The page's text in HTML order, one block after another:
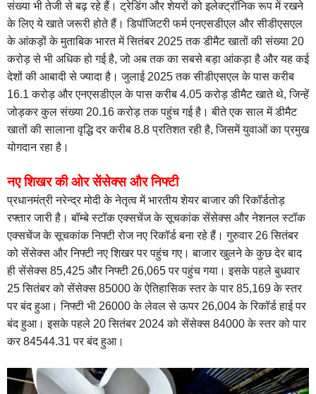
संख्या भी तेजी से बढ़ रहे हैं। ट्रेडिंग और शेयरों को इलेक्ट्रॉनिक रूप में रखने
के लिए ये खाते जरूरी होते हैं। डिपॉजिटरी फर्म एनएसडीएल और सीडीएसएल
के आंकड़ों के मुताबिक भारत में सितंबर 2025 तक डीमैट खातों की संख्या 20
करोड़ से भी अधिक हो गई है, जो अब तक का सबसे बड़ा आंकड़ा है और यह कई
देशों की आबादी से ज्यादा है। जुलाई 2025 तक सीडीएसएल के पास करीब
16.1 करोड़ और एनएसडीएल के पास करीब 4.05 करोड़ डीमैट खाते थे, जिन्हें
जोड़कर कुल संख्या 20.16 करोड़ तक पहुंच गई है। बीते एक साल में डीमैट
खातों की सालाना वृद्धि दर करीब 8.8 प्रतिशत रही है, जिसमें युवाओं का प्रमुख
योगदान रहा है।
नए शिखर की ओर सेंसेक्स और निफ्टी
प्रधानमंत्री नरेन्द्र मोदी के नेतृत्व में भारतीय शेयर बाजार की रिकॉर्डतोड़
रफ्तार जारी है। बॉम्बे स्टॉक एक्सचेंज के सूचकांक सेंसेक्स और नेशनल स्टॉक
एक्सचेंज के सूचकांक निफ्टी रोज नए रिकॉर्ड बना रहे हैं। गुरुवार 26 सितंबर
को सेंसेक्स और निफ्टी नए शिखर पर पहुंच गए। बाजार खुलने के कुछ देर बाद
ही सेंसेक्स 85,425 और निफ्टी 26,065 पर पहुंच गया। इसके पहले बुधवार
25 सितंबर को सेंसेक्स 85000 के ऐतिहासिक स्तर के पार 85,169 के स्तर
पर बंद हुआ। निफ्टी भी 26000 के लेवल से ऊपर 26,004 के रिकॉर्ड हाई पर
बंद हुआ। इसके पहले 20 सितंबर 2024 को सेंसेक्स 84000 के स्तर को पार
कर 84544.31 पर बंद हुआ।